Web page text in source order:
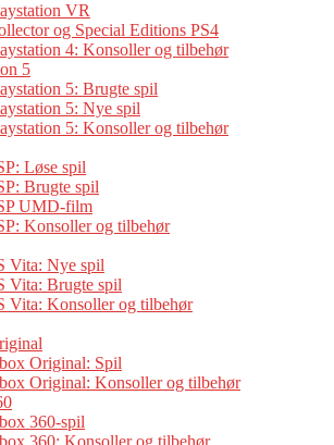
VR
og Special Editions PS4
4: Konsoller og tilbehør
5
5: Brugte spil
5: Nye spil
5: Konsoller og tilbehør
Løse spil
Brugte spil
UMD-film
Konsoller og tilbehør
Vita: Nye spil
Vita: Brugte spil
Vita: Konsoller og tilbehør
Original: Spil
Original: Konsoller og tilbehør
360-spil